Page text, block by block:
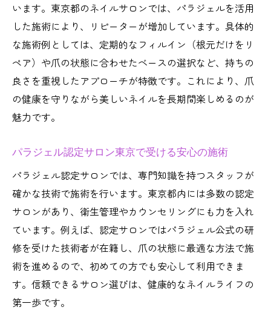
います。東京都のネイルサロンでは、パラジェルを活用
した施術により、リピーターが増加しています。具体的
な施術例としては、定期的なフィルイン（根元だけをリ
ペア）や爪の状態に合わせたベースの選択など、持ちの
良さを重視したアプローチが特徴です。これにより、爪
の健康を守りながら美しいネイルを長期間楽しめるのが
魅力です。
パラジェル認定サロン東京で受ける安心の施術
パラジェル認定サロンでは、専門知識を持つスタッフが
確かな技術で施術を行います。東京都内には多数の認定
サロンがあり、衛生管理やカウンセリングにも力を入れ
ています。例えば、認定サロンではパラジェル公式の研
修を受けた技術者が在籍し、爪の状態に最適な方法で施
術を進めるので、初めての方でも安心して利用できま
す。信頼できるサロン選びは、健康的なネイルライフの
第一歩です。